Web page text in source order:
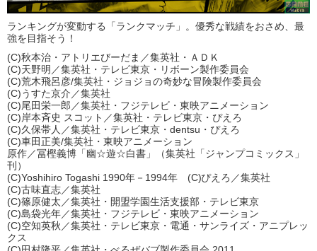
ランキングが変動する「ランクマッチ」。優秀な戦績をおさめ、最
強を目指そう！
(C)秋本治・アトリエびーだま／集英社・ＡＤＫ
(C)天野明／集英社・テレビ東京・リボーン製作委員会
(C)荒木飛呂彦/集英社・ジョジョの奇妙な冒険製作委員会
(C)うすた京介／集英社
(C)尾田栄一郎／集英社・フジテレビ・東映アニメーション
(C)岸本斉史 スコット／集英社・テレビ東京・ぴえろ
(C)久保帯人／集英社・テレビ東京・dentsu・ぴえろ
(C)車田正美/集英社・東映アニメーション
原作／冨樫義博「幽☆遊☆白書」（集英社「ジャンプコミックス」
刊）
(C)Yoshihiro Togashi 1990年－1994年 (C)ぴえろ／集英社
(C)古味直志／集英社
(C)篠原健太／集英社・開盟学園生活支援部・テレビ東京
(C)島袋光年／集英社・フジテレビ・東映アニメーション
(C)空知英秋／集英社・テレビ東京・電通・サンライズ・アニプレッ
クス